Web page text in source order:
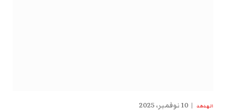
الهدهد 10 نوفمبر، 2025